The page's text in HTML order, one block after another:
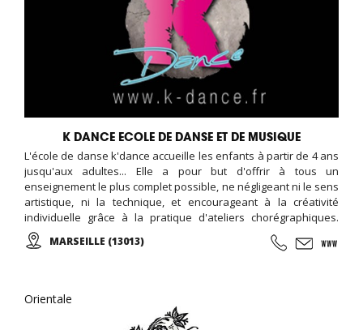
K DANCE ECOLE DE DANSE ET DE MUSIQUE
L'école de danse k'dance accueille les enfants à partir de 4 ans
jusqu'aux adultes... Elle a pour but d'offrir à tous un
enseignement le plus complet possible, ne négligeant ni le sens
artistique, ni la technique, et encourageant à la créativité
individuelle grâce à la pratique d'ateliers chorégraphiques.
Cours de danse classique, modern-jazz, hip-hop, break, ragga,
orientale et zumba ... Cours de musique avec batterie, basse,
MARSEILLE (13013)
Orientale